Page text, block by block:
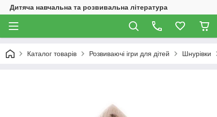
Дитяча навчальна та розвивальна література
Каталог товарів Розвиваючі ігри для дітей Шнурівки